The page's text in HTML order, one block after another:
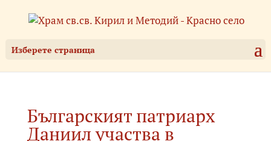
Изберете страница
Българският патриарх
Даниил участва в